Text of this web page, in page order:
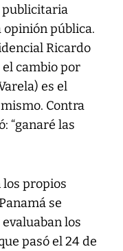
publicitaria
pública.
Ricardo
cambio por
es el
Contra
“ganaré las
propios
se
los
pasó el 24 de